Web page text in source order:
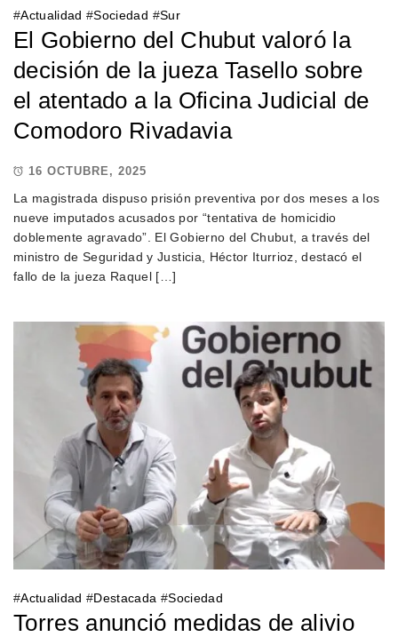
#Actualidad #Sociedad #Sur
El Gobierno del Chubut valoró la
decisión de la jueza Tasello sobre
el atentado a la Oficina Judicial de
Comodoro Rivadavia
16 OCTUBRE, 2025
La magistrada dispuso prisión preventiva por dos meses a los
nueve imputados acusados por “tentativa de homicidio
doblemente agravado”. El Gobierno del Chubut, a través del
ministro de Seguridad y Justicia, Héctor Iturrioz, destacó el
fallo de la jueza Raquel […]
#Actualidad #Destacada #Sociedad
Torres anunció medidas de alivio